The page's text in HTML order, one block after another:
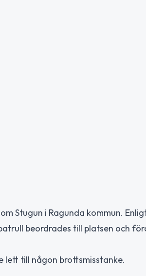
Stugun i Ragunda kommun.
beordrades till platsen och
lett till någon brottsmisstanke.